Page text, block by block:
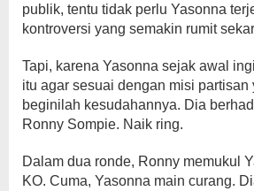
publik, tentu tidak perlu Yasonna
kontroversi yang semakin rumit
Tapi, karena Yasonna sejak awal
itu agar sesuai dengan misi partisan
beginilah kesudahannya. Dia
Ronny Sompie. Naik ring.
Dalam dua ronde, Ronny memukul
KO. Cuma, Yasonna main curang.